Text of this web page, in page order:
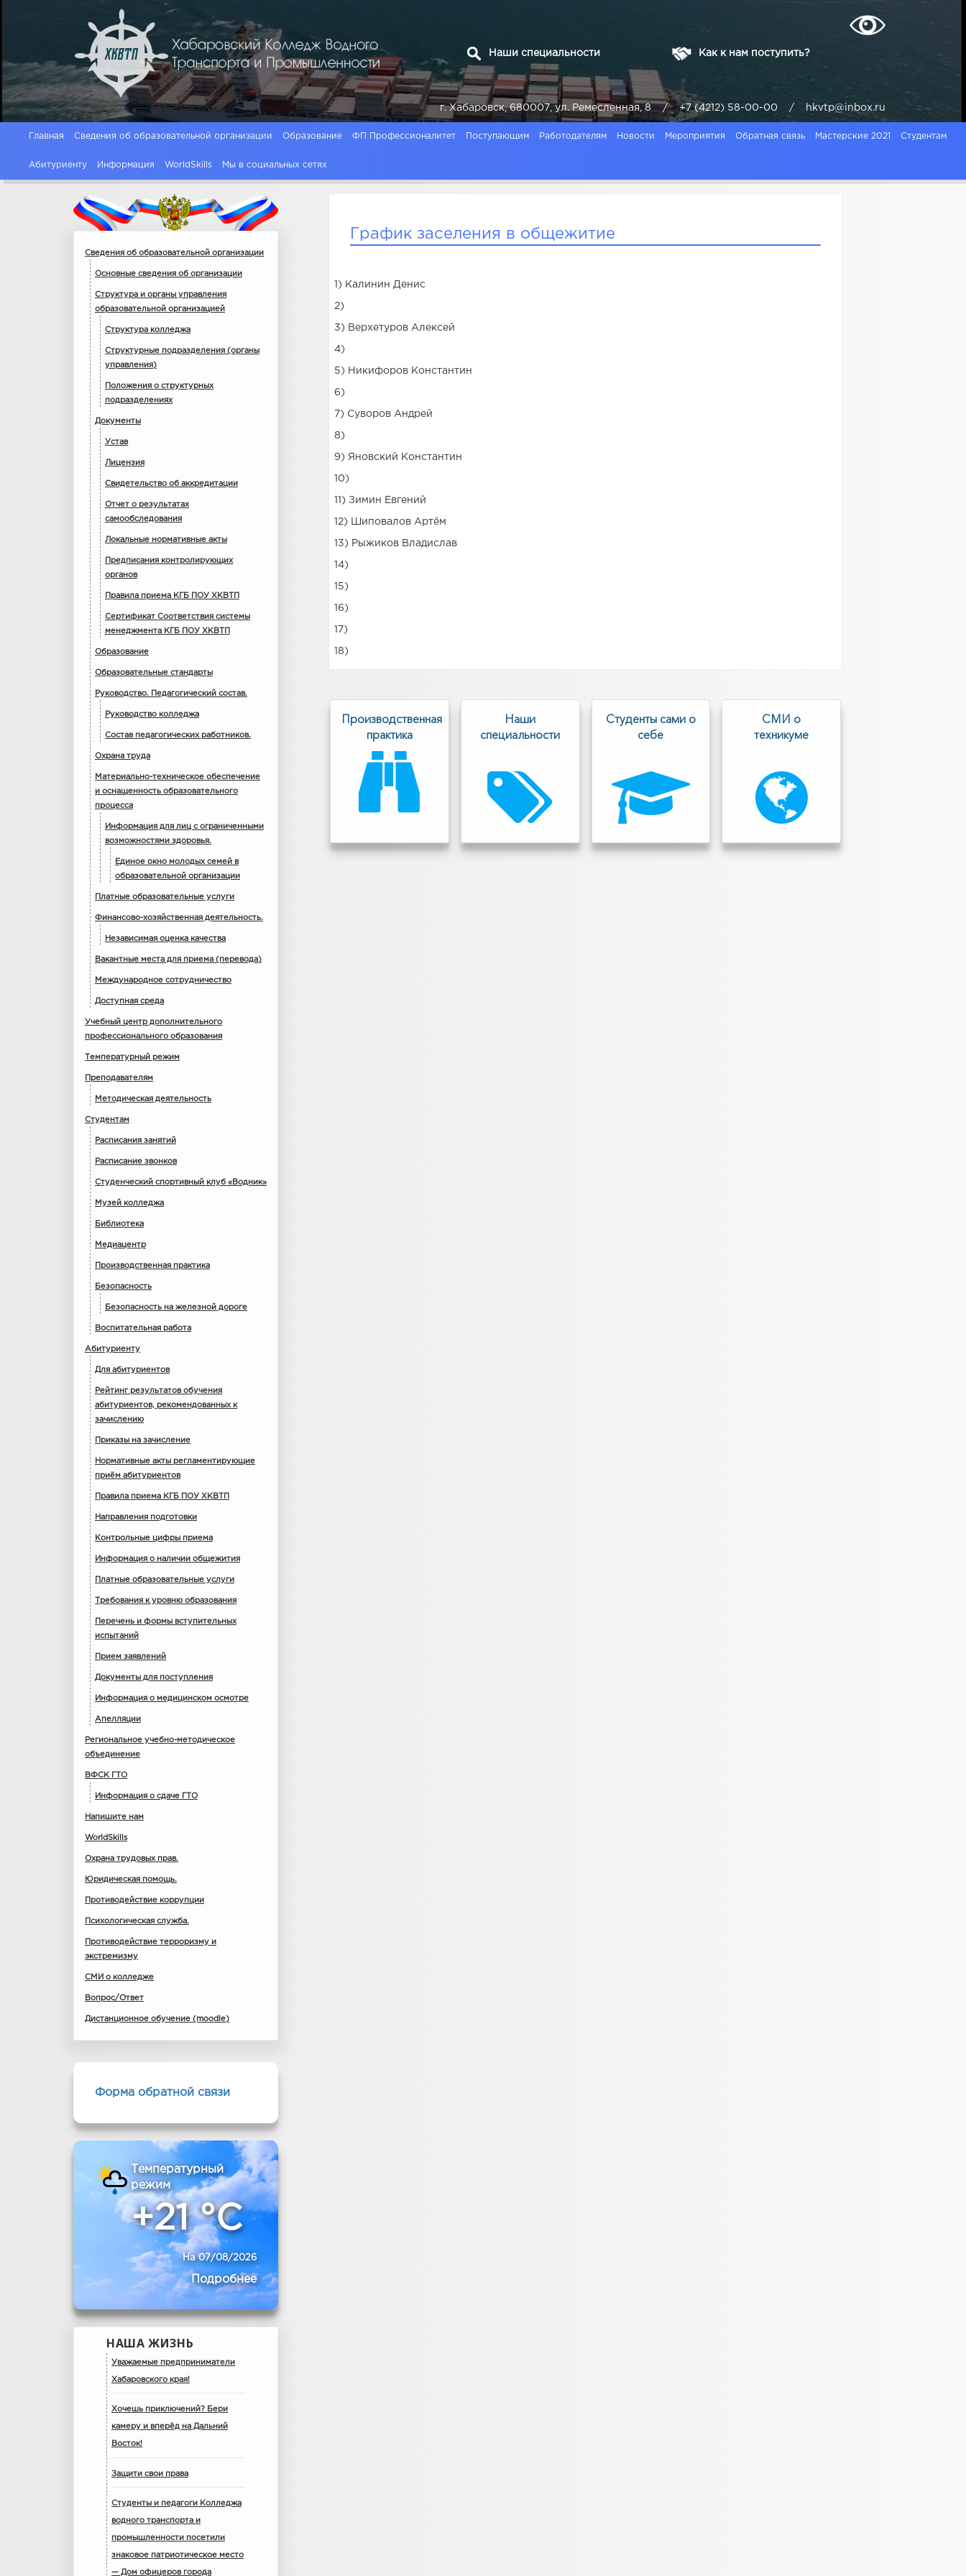
Наши специальности Как к нам поступить?
г. Хабаровск, 680007, ул. Ремесленная, 8 / +7 (4212) 58-00-00 / hkvtp@inbox.ru
Главная Сведения об образовательной организации Образование ФП Профессионалитет Поступающим Работодателям Новости Мероприятия Обратная связь Мастерские 2021 Студентам
Абитуриенту Информация WorldSkills Мы в социальных сетях
Сведения об образовательной организации
Основные сведения об организации
Структура и органы управления
образовательной организацией
Структура колледжа
Структурные подразделения (органы
управления)
Положения о структурных
подразделениях
Документы
Устав
Лицензия
Свидетельство об аккредитации
Отчет о результатах
самообследования
Локальные нормативные акты
Предписания контролирующих
органов
Правила приема КГБ ПОУ ХКВТП
Сертификат Соответствия системы
менеджмента КГБ ПОУ ХКВТП
Образование
Образовательные стандарты
Руководство. Педагогический состав.
Руководство колледжа
Состав педагогических работников.
Охрана труда
Материально-техническое обеспечение
и оснащенность образовательного
процесса
Информация для лиц с ограниченными
возможностями здоровья.
Единое окно молодых семей в
образовательной организации
Платные образовательные услуги
Финансово-хозяйственная деятельность.
Независимая оценка качества
Вакантные места для приема (перевода)
Международное сотрудничество
Доступная среда
Учебный центр дополнительного
профессионального образования
Температурный режим
Преподавателям
Методическая деятельность
Студентам
Расписания занятий
Расписание звонков
Студенческий спортивный клуб «Водник»
Музей колледжа
Библиотека
Медиацентр
Производственная практика
Безопасность
Безопасность на железной дороге
Воспитательная работа
Абитуриенту
Для абитуриентов
Рейтинг результатов обучения
абитуриентов, рекомендованных к
зачислению
Приказы на зачисление
Нормативные акты регламентирующие
приём абитуриентов
Правила приема КГБ ПОУ ХКВТП
Направления подготовки
Контрольные цифры приема
Информация о наличии общежития
Платные образовательные услуги
Требования к уровню образования
Перечень и формы вступительных
испытаний
Прием заявлений
Документы для поступления
Информация о медицинском осмотре
Апелляции
Региональное учебно-методическое
объединение
ВФСК ГТО
Информация о сдаче ГТО
Напишите нам
WorldSkills
Охрана трудовых прав.
Юридическая помощь.
Противодействие коррупции
Психологическая служба.
Противодействие терроризму и
экстремизму
СМИ о колледже
Вопрос/Ответ
Дистанционное обучение (moodle)
Форма обратной связи
Температурный
режим
+21 °C
На 07/08/2026
Подробнее
НАША ЖИЗНЬ
Уважаемые предприниматели
Хабаровского края!
Хочешь приключений? Бери
камеру и вперёд на Дальний
Восток!
Защити свои права
Студенты и педагоги Колледжа
водного транспорта и
промышленности посетили
знаковое патриотическое место
— Дом офицеров города
График заселения в общежитие
1) Калинин Денис
2)
3) Верхетуров Алексей
4)
5) Никифоров Константин
6)
7) Суворов Андрей
8)
9) Яновский Константин
10)
11) Зимин Евгений
12) Шиповалов Артём
13) Рыжиков Владислав
14)
15)
16)
17)
18)
Производственная
практика
Наши
специальности
Cтуденты сами о
себе
СМИ о
техникуме